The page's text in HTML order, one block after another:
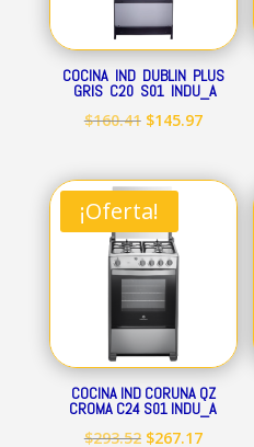
COCINA IND DUBLIN PLUS
GRIS C20 S01 INDU_A
$160.41 El
original
era:
$160.41.
$145.97El
actual
¡Oferta!
COCINA IND CORUNA QZ
CROMA C24 S01 INDU_A
$293.52 El
$267.17El